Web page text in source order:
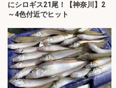
にシロギス21尾！【神奈川】2
～4色付近でヒット